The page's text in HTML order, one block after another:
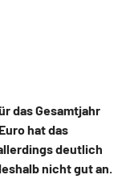
das Gesamtjahr
hat das
deutlich
nicht gut an.